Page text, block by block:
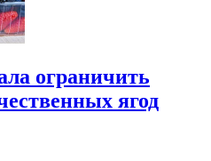
ограничить
ягод